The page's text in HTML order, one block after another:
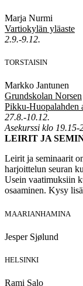
Marja Nurmi
Vartiokylän yläaste
2.9.-9.12.
TORSTAISIN
Markko Jantunen
Grundskolan Norsen
Pikku-Huopalahden
27.8.-10.12.
Asekurssi klo 19.15-
LEIRIT JA
Leirit ja seminaarit
harjoittelun seuran
Usein vaatimuksiin
osaaminen. Kysy
MAARIANHAMINA
Jesper Sjølund
HELSINKI
Rami Salo